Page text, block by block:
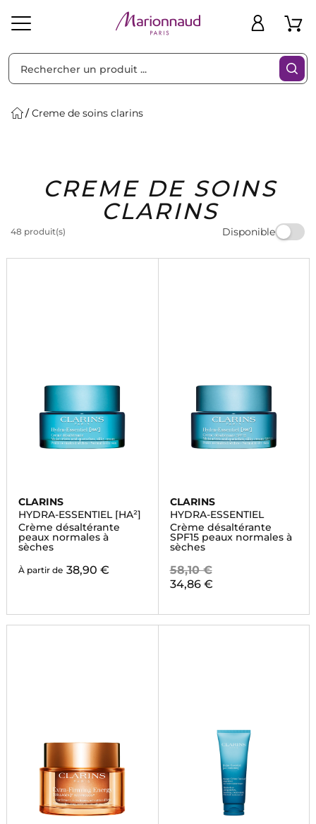
Solaire Homme Marques Idées
Cadeaux
Bons
Plans
Creme de soins clarins
CREME DE SOINS
CLARINS
48 produit(s) Disponible
Filtres
CLARINS
HYDRA-ESSENTIEL [HA²]
Crème désaltérante
peaux normales à
sèches
À partir de 38,90 €
CLARINS
HYDRA-ESSENTIEL
Crème désaltérante
SPF15 peaux normales à
sèches
58,10 €
34,86 €